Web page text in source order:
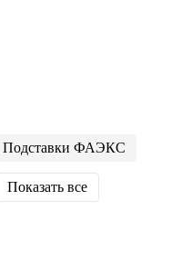
Подставки ФАЭКС
Показать все